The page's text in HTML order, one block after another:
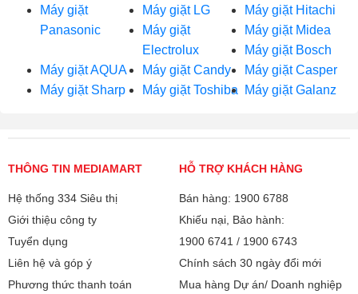
Máy giặt
Panasonic
Máy giặt LG
Máy giặt Hitachi
Máy giặt
Electrolux
Máy giặt Midea
Máy giặt Bosch
Máy giặt AQUA
Máy giặt Candy
Máy giặt Casper
Máy giặt Sharp
Máy giặt Toshiba Máy giặt Galanz
THÔNG TIN MEDIAMART
Hệ thống 334 Siêu thị
Giới thiệu công ty
Tuyển dụng
Liên hệ và góp ý
Phương thức thanh toán
HỖ TRỢ KHÁCH HÀNG
Bán hàng: 1900 6788
Khiếu nại, Bảo hành:
1900 6741 / 1900 6743
Chính sách 30 ngày đổi mới
Mua hàng Dự án/ Doanh nghiệp